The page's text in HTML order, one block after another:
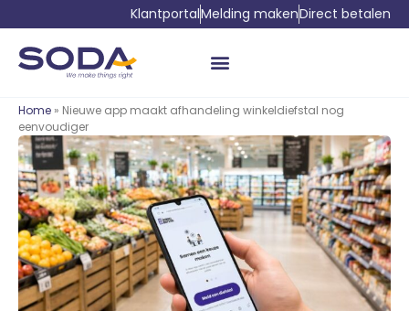
KlantportalMelding makenDirect betalen
Home » Nieuwe app maakt afhandeling winkeldiefstal nog
eenvoudiger